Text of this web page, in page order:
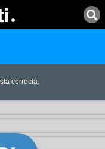
correcta.